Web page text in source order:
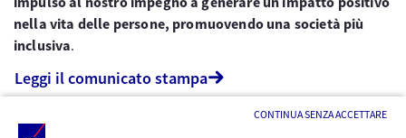
CONTINUA SENZA ACCETTARE
nella vita delle persone, promuovendo una società più
inclusiva.
Leggi il comunicato stampa